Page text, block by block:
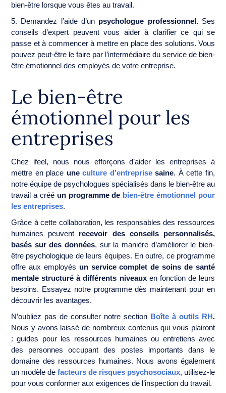
bien-être lorsque vous êtes au travail.
5. Demandez l’aide d’un psychologue professionnel.Ses
conseils d’expert peuvent vous aider à clarifier ce qui se
passe et à commencer à mettre en place des solutions. Vous
pouvez peut-être le faire par l’intermédiaire du service de bien-
être émotionnel des employés de votre entreprise.
Le bien-être
émotionnel pour les
entreprises
Chez ifeel, nous nous efforçons d’aider les entreprises à
mettre en place uneculture d’entreprisesaine. À cette fin,
notre équipe de psychologues spécialisés dans le bien-être au
travail a créé un programme de bien-être émotionnel pour
les entreprises.
Grâce à cette collaboration, les responsables des ressources
humaines peuvent recevoir des conseils personnalisés,
basés sur des données, sur la manière d’améliorer le bien-
être psychologique de leurs équipes. En outre, ce programme
offre aux employés un service complet de soins de santé
mentale structuré à différents niveaux en fonction de leurs
besoins. Essayez notre programme dès maintenant pour en
découvrir les avantages.
N’oubliez pas de consulter notre section Boîte à outils RH.
Nous y avons laissé de nombreux contenus qui vous plairont
: guides pour les ressources humaines ou entretiens avec
des personnes occupant des postes importants dans le
domaine des ressources humaines. Nous avons également
un modèle de facteurs de risques psychosociaux, utilisez-le
pour vous conformer aux exigences de l’inspection du travail.